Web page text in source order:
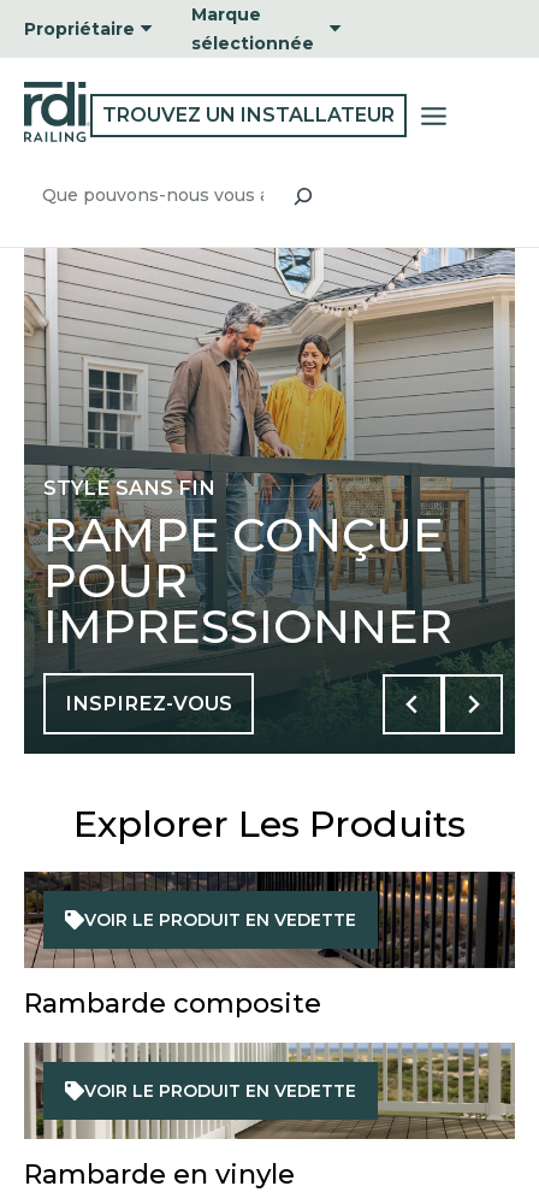
Propriétaire
Marque
sélectionnée
TROUVEZ UN INSTALLATEUR
STYLE SANS FIN
RAMPE CONÇUE
POUR
IMPRESSIONNER
INSPIREZ-VOUS
Explorer Les Produits
VOIR LE PRODUIT EN VEDETTE
Rambarde composite
VOIR LE PRODUIT EN VEDETTE
Rambarde en vinyle